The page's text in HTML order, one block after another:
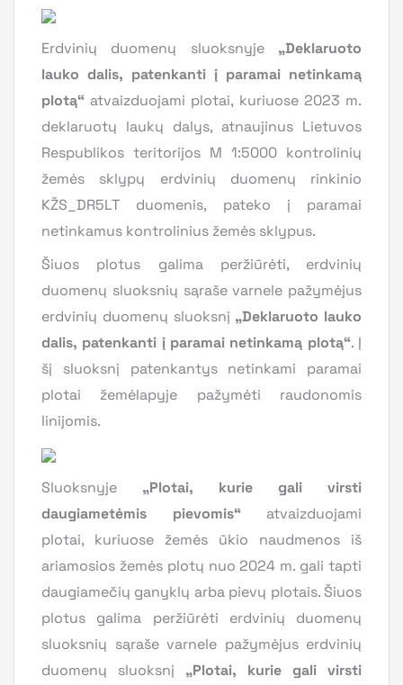
Erdvinių duomenų sluoksnyje „Deklaruoto
lauko dalis, patenkanti į paramai netinkamą
plotą“ atvaizduojami plotai, kuriuose 2023 m.
deklaruotų laukų dalys, atnaujinus Lietuvos
Respublikos teritorijos M 1:5000 kontrolinių
žemės sklypų erdvinių duomenų rinkinio
KŽS_DR5LT duomenis, pateko į paramai
netinkamus kontrolinius žemės sklypus.
Šiuos plotus galima peržiūrėti, erdvinių
duomenų sluoksnių sąraše varnele pažymėjus
erdvinių duomenų sluoksnį „Deklaruoto lauko
dalis, patenkanti į paramai netinkamą plotą“. Į
šį sluoksnį patenkantys netinkami paramai
plotai žemėlapyje pažymėti raudonomis
linijomis.
Sluoksnyje „Plotai, kurie gali virsti
daugiametėmis pievomis“atvaizduojami
plotai, kuriuose žemės ūkio naudmenos iš
ariamosios žemės plotų nuo 2024 m. gali tapti
daugiamečių ganyklų arba pievų plotais. Šiuos
plotus galima peržiūrėti erdvinių duomenų
sluoksnių sąraše varnele pažymėjus erdvinių
duomenų sluoksnį „Plotai, kurie gali virsti